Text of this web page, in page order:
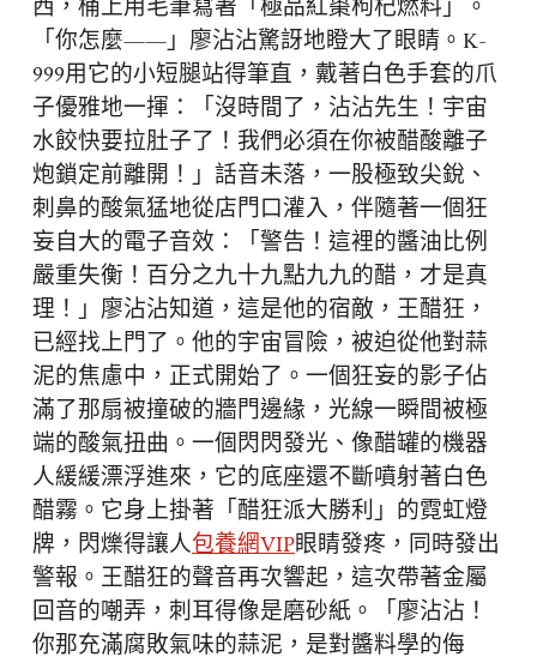
西，桶上用毛筆寫著「極品紅棗枸杞燃料」。
「你怎麼——」廖沾沾驚訝地瞪大了眼睛。K-
999用它的小短腿站得筆直，戴著白色手套的爪
子優雅地一揮：「沒時間了，沾沾先生！宇宙
水餃快要拉肚子了！我們必須在你被醋酸離子
炮鎖定前離開！」話音未落，一股極致尖銳、
刺鼻的酸氣猛地從店門口灌入，伴隨著一個狂
妄自大的電子音效：「警告！這裡的醬油比例
嚴重失衡！百分之九十九點九九的醋，才是真
理！」廖沾沾知道，這是他的宿敵，王醋狂，
已經找上門了。他的宇宙冒險，被迫從他對蒜
泥的焦慮中，正式開始了。一個狂妄的影子佔
滿了那扇被撞破的牆門邊緣，光線一瞬間被極
端的酸氣扭曲。一個閃閃發光、像醋罐的機器
人緩緩漂浮進來，它的底座還不斷噴射著白色
醋霧。它身上掛著「醋狂派大勝利」的霓虹燈
牌，閃爍得讓人包養網VIP眼睛發疼，同時發出
警報。王醋狂的聲音再次響起，這次帶著金屬
回音的嘲弄，刺耳得像是磨砂紙。「廖沾沾！
你那充滿腐敗氣味的蒜泥，是對醬料學的侮